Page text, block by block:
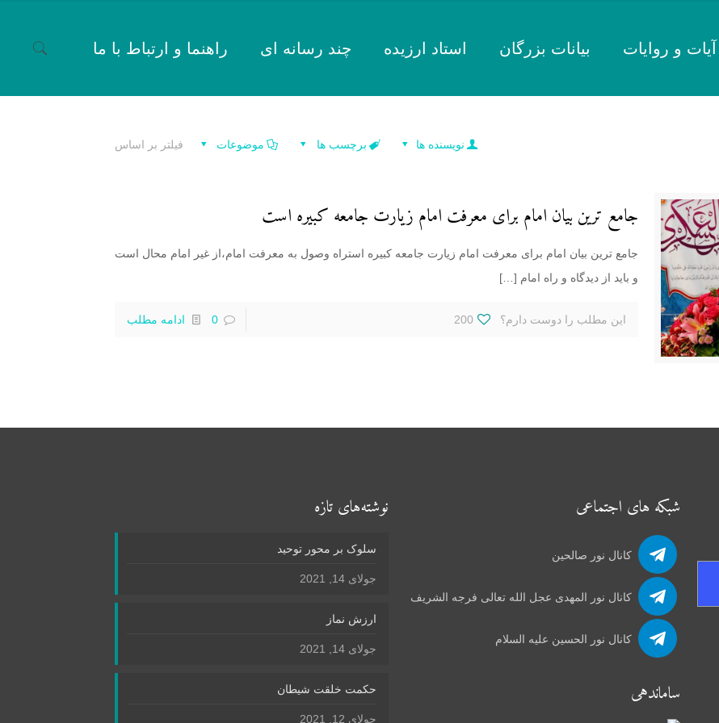
آیات و روایات بیانات بزرگان استاد ارزیده چند رسانه ای راهنما و ارتباط با ما
فیلتر بر اساس موضوعات برچسب ها نویسنده ها
جامع ترین بیان امام برای معرفت امام زیارت جامعه کبیره است
جامع ترین بیان امام برای معرفت امام زیارت جامعه کبیره استراه وصول به معرفت امام،از غیر امام محال است
و باید از دیدگاه و راه امام […]
این مطلب را دوست دارم؟ 200
0 ادامه مطلب
شبکه های اجتماعی
کانال نور صالحین
کانال نور المهدی عجل الله تعالی فرجه الشریف
کانال نور الحسین علیه السلام
ساماندهی
نوشته‌های تازه
سلوک بر محور توحید
جولای 14, 2021
ارزش نماز
جولای 14, 2021
حکمت خلقت شیطان
جولای 12, 2021